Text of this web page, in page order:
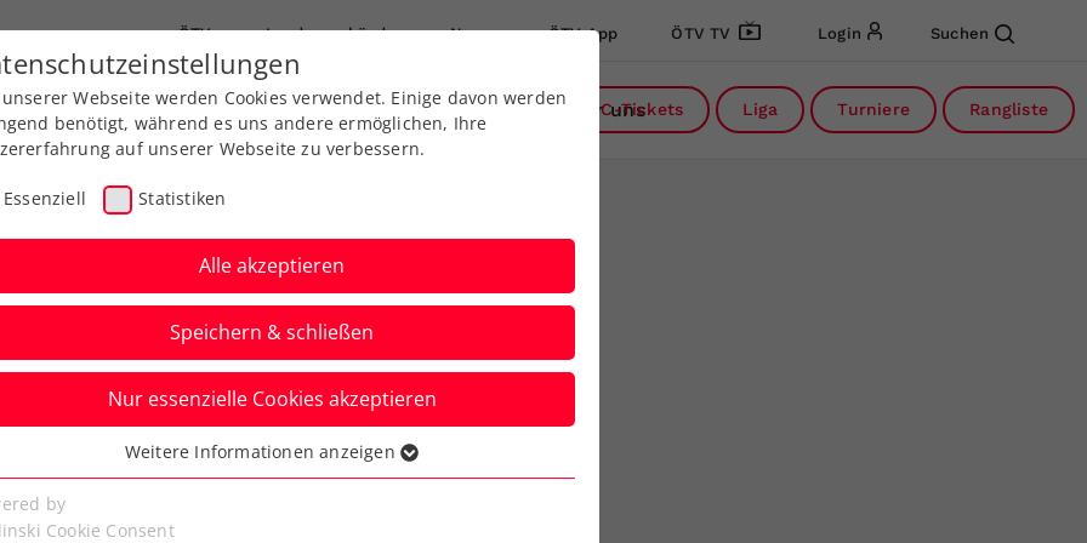
ÖTV Landesverbände News ÖTV App ÖTV TV Login Suchen
Leistungssport Ausbildung Services Über uns
DC-Tickets Liga Turniere Rangliste
Kitzbühel
Spitzentennis
Webseite werden Cookies verwendet. Einige davon werden
benötigt, während es uns andere ermöglichen, Ihre
auf unserer Webseite zu verbessern.
Essenziell Statistiken
Alle akzeptieren
Speichern & schließen
Nur essenzielle Cookies akzeptieren
Cookies werden für grundlegende Funktionen der
benötigt. Dadurch ist gewährleistet, dass die Webseite
Weitere Informationen anzeigen
by
Cookie Consent